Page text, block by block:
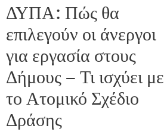
ΔΥΠΑ: Πώς θα
επιλεγούν οι άνεργοι
για εργασία στους
Δήμους – Τι ισχύει με
το Ατομικό Σχέδιο
Δράσης